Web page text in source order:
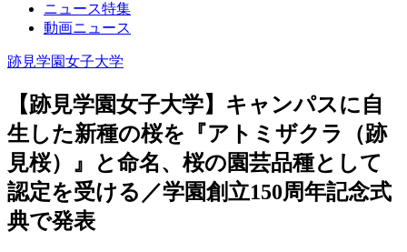
ニュース特集
動画ニュース
跡見学園女子大学
【跡見学園女子大学】キャンパスに自
生した新種の桜を『アトミザクラ（跡
見桜）』と命名、桜の園芸品種として
認定を受ける／学園創立150周年記念式
典で発表